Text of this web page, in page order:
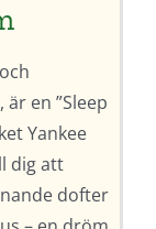
en ”Sleep
Yankee
dig att
dofter